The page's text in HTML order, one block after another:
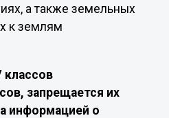
а также земельных
к землям
классов
запрещается их
информацией о